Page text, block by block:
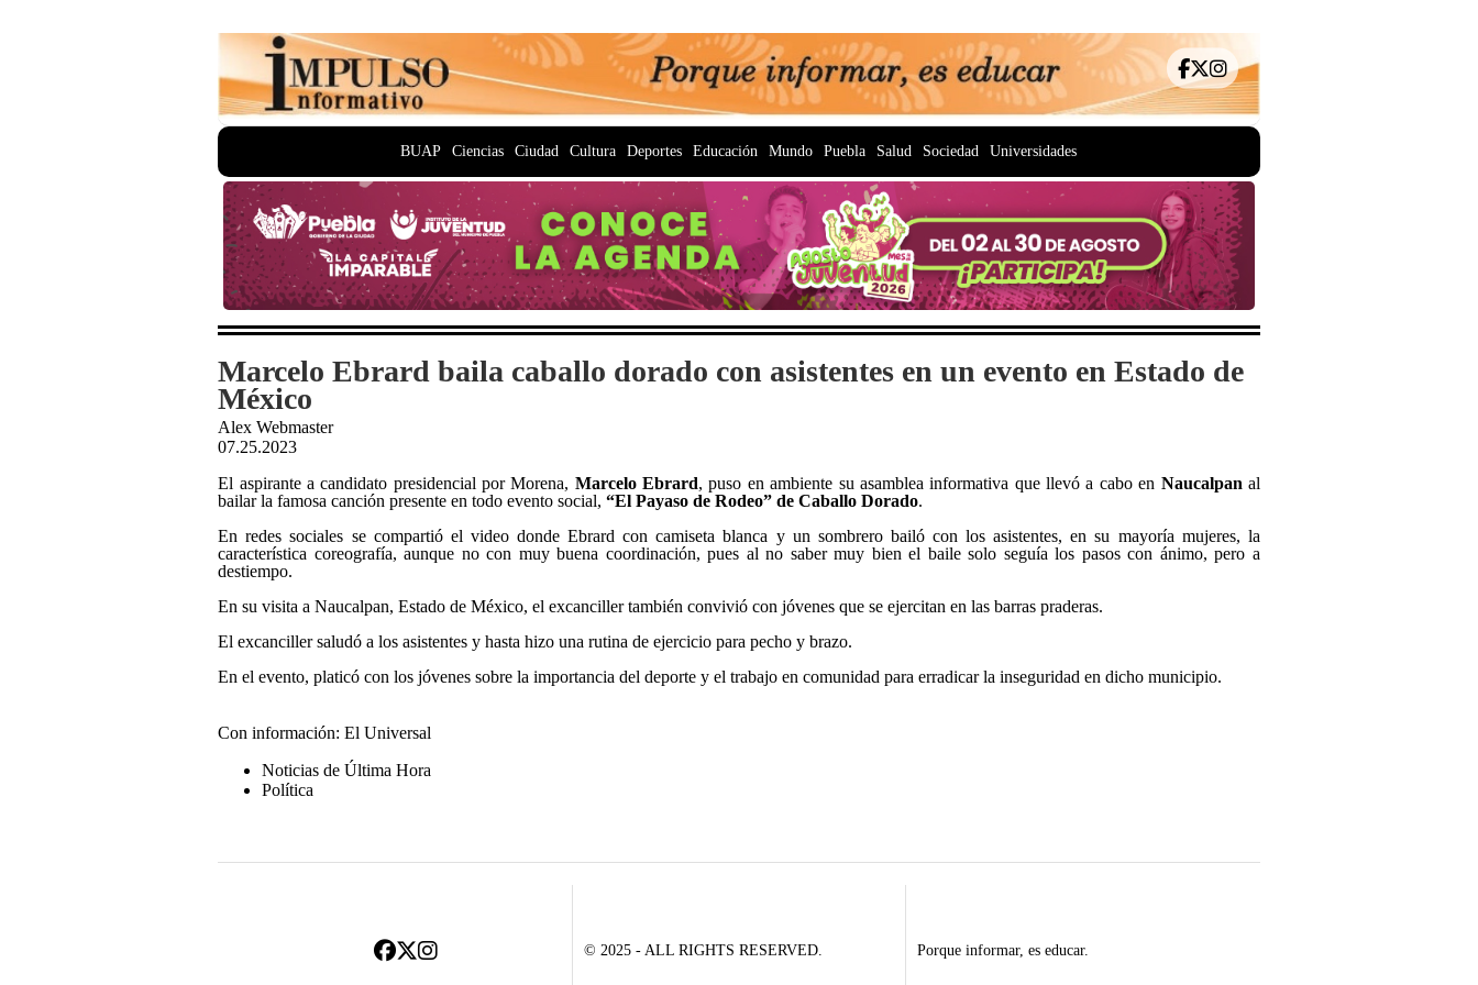
BUAP Ciencias Ciudad Cultura Deportes Educación Mundo Puebla Salud Sociedad Universidades
Marcelo Ebrard baila caballo dorado con asistentes en un evento en Estado de
México
Alex Webmaster
07.25.2023
El aspirante a candidato presidencial por Morena, Marcelo Ebrard, puso en ambiente su asamblea informativa que llevó a cabo en Naucalpan al
bailar la famosa canción presente en todo evento social,“El Payaso de Rodeo” de Caballo Dorado.
En redes sociales se compartió el video donde Ebrard con camiseta blanca y un sombrero bailó con los asistentes, en su mayoría mujeres, la
característica coreografía, aunque no con muy buena coordinación, pues al no saber muy bien el baile solo seguía los pasos con ánimo, pero a
destiempo.
En su visita a Naucalpan, Estado de México, el excanciller también convivió con jóvenes que se ejercitan en las barras praderas.
El excanciller saludó a los asistentes y hasta hizo una rutina de ejercicio para pecho y brazo.
En el evento, platicó con los jóvenes sobre la importancia del deporte y el trabajo en comunidad para erradicar la inseguridad en dicho municipio.
Con información: El Universal
Noticias de Última Hora
Política
© 2025 - ALL RIGHTS RESERVED. Porque informar, es educar.